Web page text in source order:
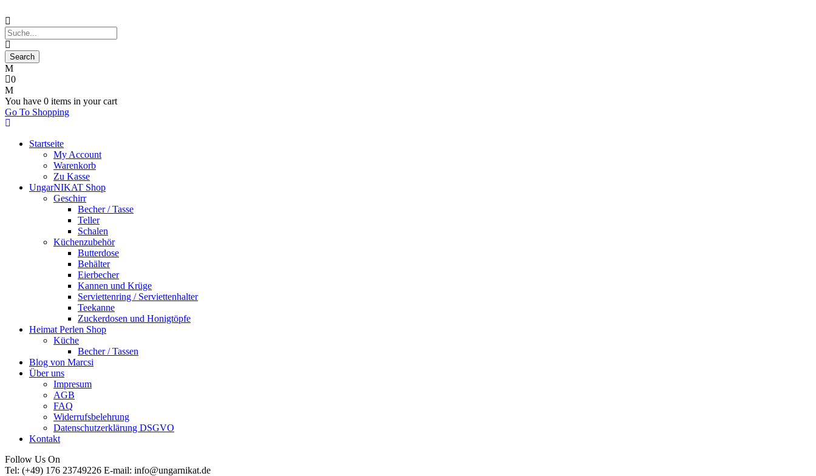
0
You have 0 items in your cart
Go To Shopping
Startseite
My Account
Warenkorb
Zu Kasse
UngarNIKAT Shop
Geschirr
Becher / Tasse
Teller
Schalen
Küchenzubehör
Butterdose
Behälter
Eierbecher
Kannen und Krüge
Serviettenring / Serviettenhalter
Teekanne
Zuckerdosen und Honigtöpfe
Heimat Perlen Shop
Küche
Becher / Tassen
Blog von Marcsi
Über uns
Impresum
AGB
FAQ
Widerrufsbelehrung
Datenschutzerklärung DSGVO
Kontakt
Follow Us On
Tel: (+49) 176 23749226 E-mail: info@ungarnikat.de